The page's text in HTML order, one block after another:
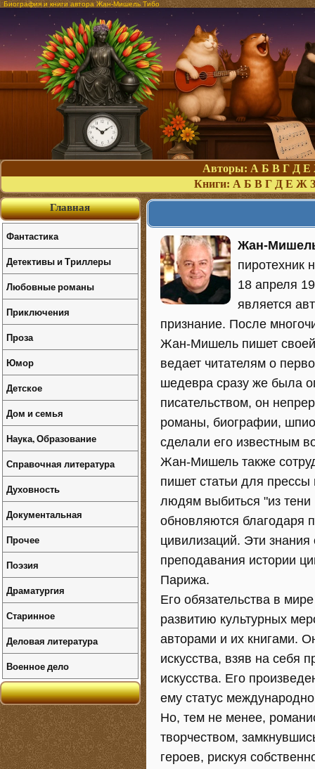
Биография и книги автора Жан-Мишель Тибо
Авторы: А Б В Г Д Е
Книги: А Б В Г Д Е Ж З
Жан-
пиротехник
18 апреля
является
признание. После
Жан-Мишель пишет
ведает читателям о
шедевра сразу же была
писательством, он
романы, биографии,
сделали его известным
Жан-Мишель также
пишет статьи для
людям выбиться "из тени
обновляются благодаря
цивилизаций. Эти
преподавания истории
Парижа.
Его обязательства в
развитию культурных
авторами и их книгами.
искусства, взяв на себя
искусства. Его
ему статус
Но, тем не менее,
творчеством,
героев, рискуя
Главная
Фантастика
Детективы и Триллеры
Любовные романы
Приключения
Проза
Юмор
Детское
Дом и семья
Наука, Образование
Справочная литература
Духовность
Документальная
Прочее
Поэзия
Драматургия
Старинное
Деловая литература
Военное дело